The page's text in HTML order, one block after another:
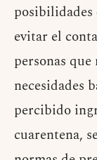
posibilidades
evitar el
personas
necesidades
percibido
cuarentena,